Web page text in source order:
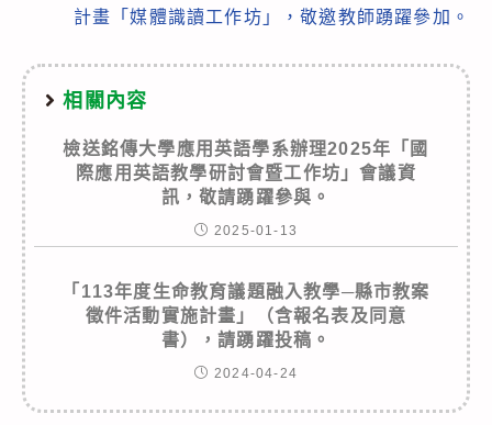
計畫「媒體識讀工作坊」，敬邀教師踴躍參加。
相關內容
檢送銘傳大學應用英語學系辦理2025年「國
際應用英語教學研討會暨工作坊」會議資
訊，敬請踴躍參與。
2025-01-13
「113年度生命教育議題融入教學─縣市教案
徵件活動實施計畫」（含報名表及同意
書），請踴躍投稿。
2024-04-24